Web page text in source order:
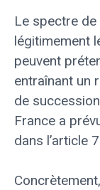
Le spectre
légitimement
peuvent
entraînant un
de
France a
dans l’article